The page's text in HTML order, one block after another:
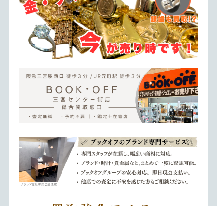
神戸三宮でブランド品の買取ならBOOKOFF三宮センタ